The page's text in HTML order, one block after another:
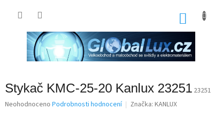
Stykač KMC-25-20 Kanlux 23251 23251
Průměrné
Neohodnoceno Podrobnosti hodnocení Značka: KANLUX